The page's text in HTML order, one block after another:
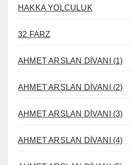
HAKKA YOLCULUK
32 FARZ
AHMET ARSLAN DİVANI (1)
AHMET ARSLAN DİVANI (2)
AHMET ARSLAN DİVANI (3)
AHMET ARSLAN DİVANI (4)